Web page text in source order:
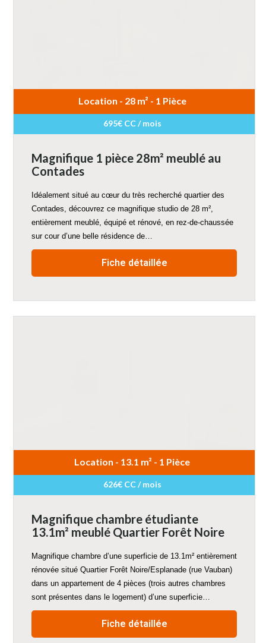
Location - 28 m² - 1 Pièce
695€ CC / mois
Magnifique 1 pièce 28m² meublé au
Contades
Idéalement situé au cœur du très recherché quartier des
Contades, découvrez ce magnifique studio de 28 m²,
entièrement meublé, équipé et rénové, en rez-de-chaussée
sur cour d’une belle résidence de…
Fiche détaillée
Location - 13.1 m² - 1 Pièce
626€ CC / mois
Magnifique chambre étudiante
13.1m² meublé Quartier Forêt Noire
Magnifique chambre d’une superficie de 13.1m² entièrement
rénovée situé Quartier Forêt Noire/Esplanade (rue Vauban)
dans un appartement de 4 pièces (trois autres chambres
sont présentes dans le logement) d’une superficie…
Fiche détaillée